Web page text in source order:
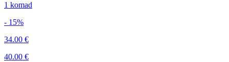
1 komad
- 15%
34.00 €
40.00 €